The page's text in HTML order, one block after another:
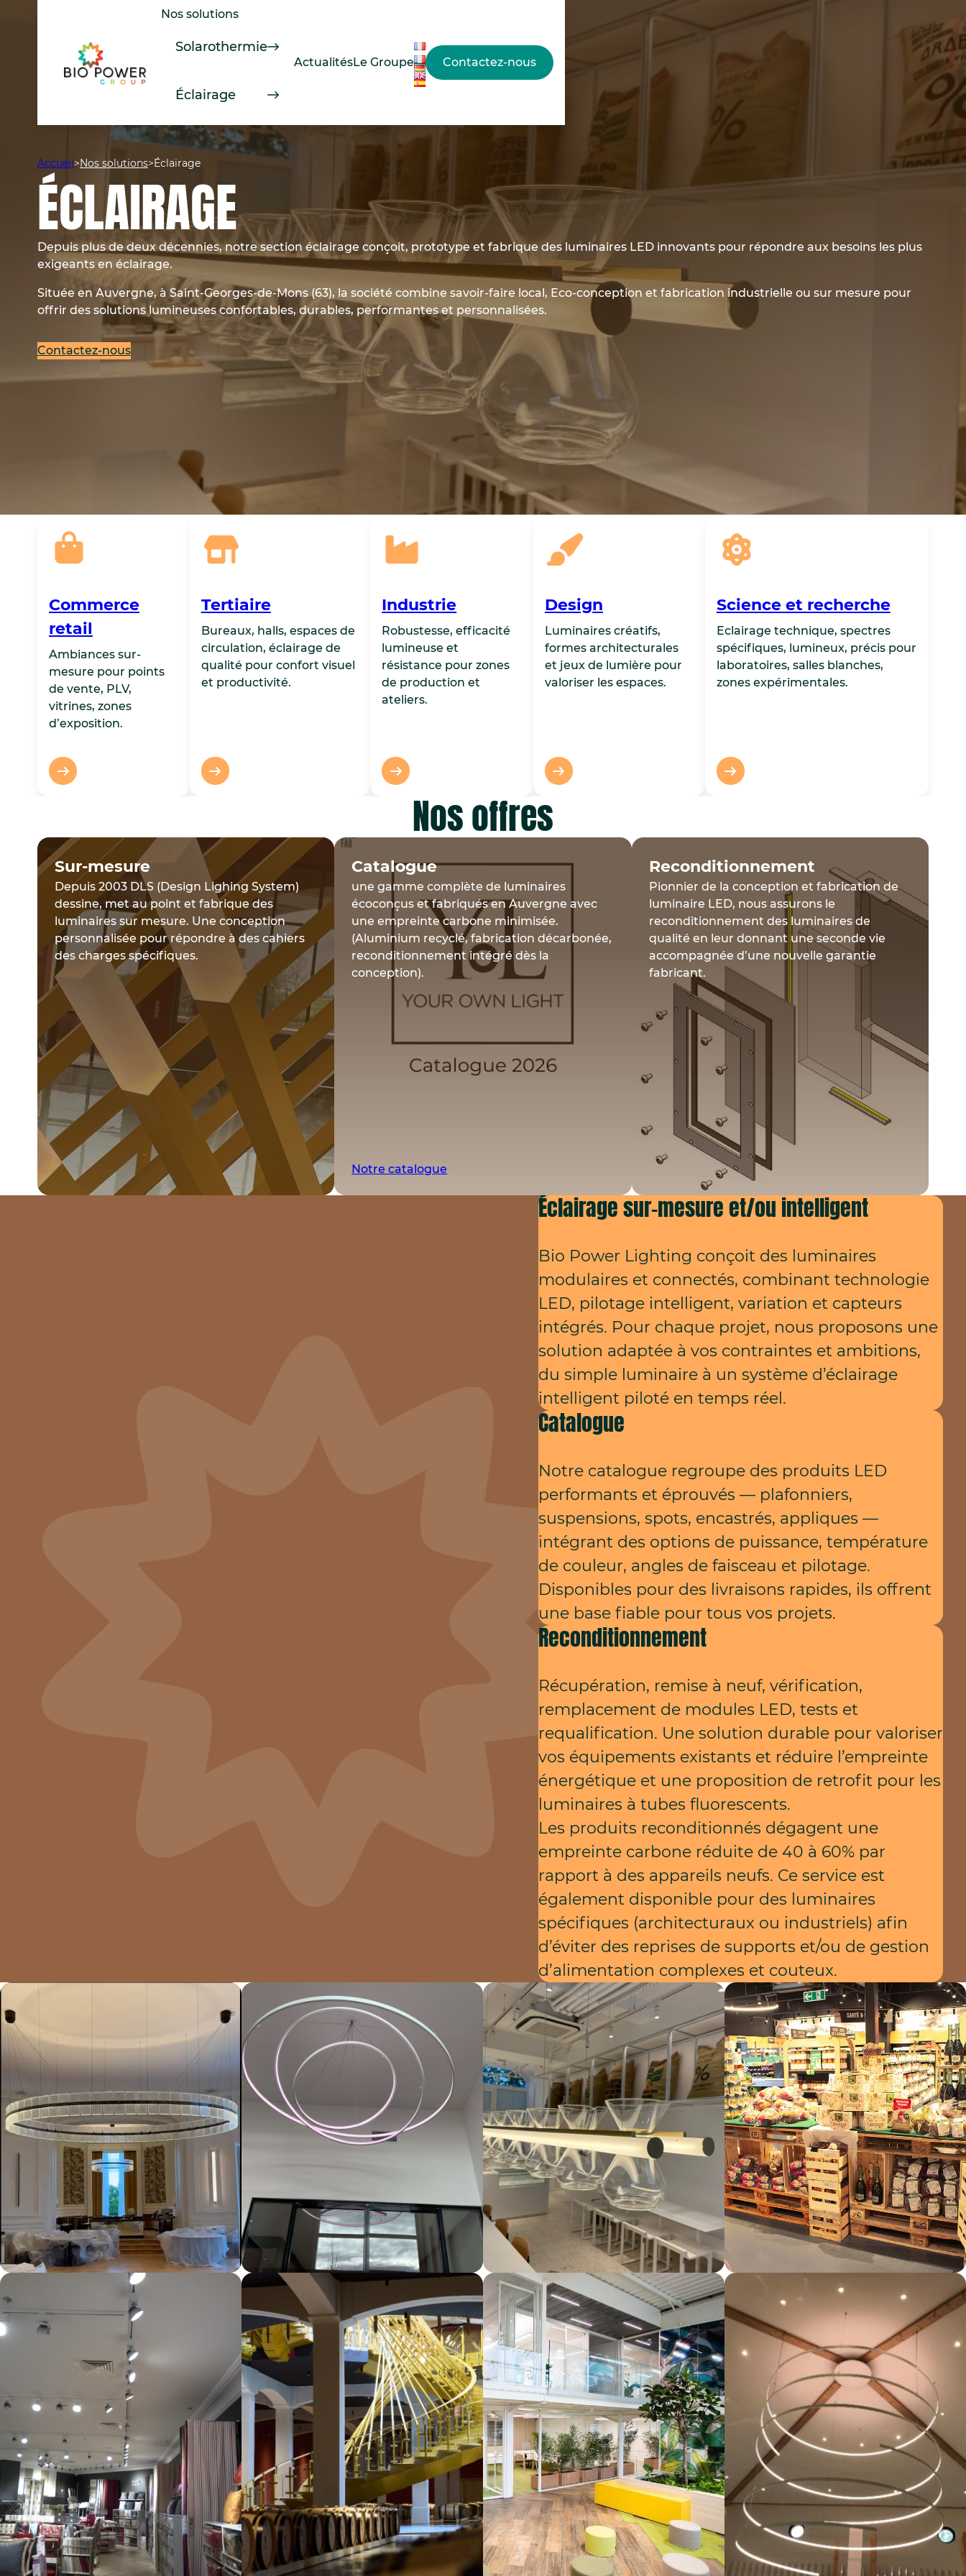
contenu
Nos solutions
Solarothermie
Éclairage
ActualitésLe Groupe Contactez-nous
Accueil>Nos solutions>Éclairage
ÉCLAIRAGE
Depuis plus de deux décennies, notre section éclairage conçoit, prototype et fabrique des luminaires LED innovants pour répondre aux besoins les plus
exigeants en éclairage.
Située en Auvergne, à Saint-Georges-de-Mons (63), la société combine savoir-faire local, Eco-conception et fabrication industrielle ou sur mesure pour
offrir des solutions lumineuses confortables, durables, performantes et personnalisées.
Contactez-nous
Commerce
retail
Ambiances sur-
mesure pour points
de vente, PLV,
vitrines, zones
d’exposition.
Tertiaire
Bureaux, halls, espaces de
circulation, éclairage de
qualité pour confort visuel
et productivité.
Industrie
Robustesse, efficacité
lumineuse et
résistance pour zones
de production et
ateliers.
Design
Luminaires créatifs,
formes architecturales
et jeux de lumière pour
valoriser les espaces.
Science et recherche
Eclairage technique, spectres
spécifiques, lumineux, précis pour
laboratoires, salles blanches,
zones expérimentales.
Nos offres
Sur-mesure
Depuis 2003 DLS (Design Lighing System)
dessine, met au point et fabrique des
luminaires sur mesure. Une conception
personnalisée pour répondre à des cahiers
des charges spécifiques.
Catalogue
une gamme complète de luminaires
écoconçus et fabriqués en Auvergne avec
une empreinte carbone minimisée.
(Aluminium recyclé, fabrication décarbonée,
reconditionnement intégré dès la
conception).
Notre catalogue
Reconditionnement
Pionnier de la conception et fabrication de
luminaire LED, nous assurons le
reconditionnement des luminaires de
qualité en leur donnant une seconde vie
accompagnée d’une nouvelle garantie
fabricant.
Éclairage sur-mesure et/ou intelligent
Bio Power Lighting conçoit des luminaires
modulaires et connectés, combinant technologie
LED, pilotage intelligent, variation et capteurs
intégrés. Pour chaque projet, nous proposons une
solution adaptée à vos contraintes et ambitions,
du simple luminaire à un système d’éclairage
intelligent piloté en temps réel.
Catalogue
Notre catalogue regroupe des produits LED
performants et éprouvés — plafonniers,
suspensions, spots, encastrés, appliques —
intégrant des options de puissance, température
de couleur, angles de faisceau et pilotage.
Disponibles pour des livraisons rapides, ils offrent
une base fiable pour tous vos projets.
Reconditionnement
Récupération, remise à neuf, vérification,
remplacement de modules LED, tests et
requalification. Une solution durable pour valoriser
vos équipements existants et réduire l’empreinte
énergétique et une proposition de retrofit pour les
luminaires à tubes fluorescents.
Les produits reconditionnés dégagent une
empreinte carbone réduite de 40 à 60% par
rapport à des appareils neufs. Ce service est
également disponible pour des luminaires
spécifiques (architecturaux ou industriels) afin
d’éviter des reprises de supports et/ou de gestion
d’alimentation complexes et couteux.